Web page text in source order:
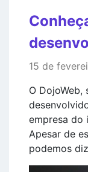
15 de
O DojoWeb,
empresa do
Apesar de
podemos